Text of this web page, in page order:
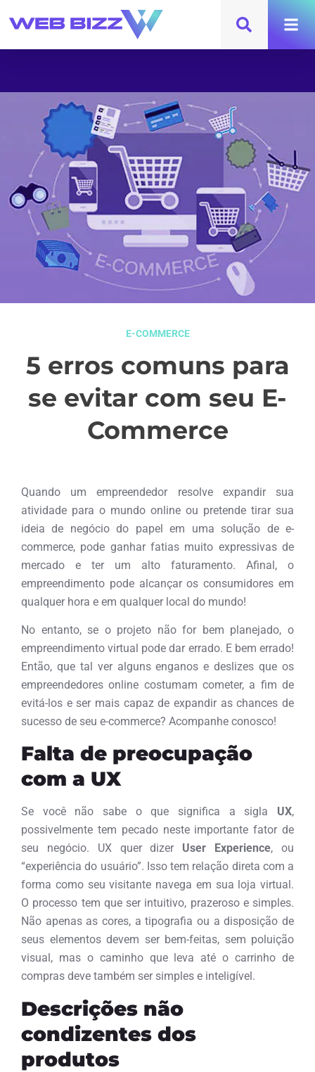
E-COMMERCE
5 erros comuns para
se evitar com seu E-
Commerce
Quando um empreendedor resolve expandir sua
atividade para o mundo online ou pretende tirar sua
ideia de negócio do papel em uma solução de e-
commerce, pode ganhar fatias muito expressivas de
mercado e ter um alto faturamento. Afinal, o
empreendimento pode alcançar os consumidores em
qualquer hora e em qualquer local do mundo!
No entanto, se o projeto não for bem planejado, o
empreendimento virtual pode dar errado. E bem errado!
Então, que tal ver alguns enganos e deslizes que os
empreendedores online costumam cometer, a fim de
evitá-los e ser mais capaz de expandir as chances de
sucesso de seu e-commerce? Acompanhe conosco!
Falta de preocupação
com a UX
Se você não sabe o que significa a sigla UX,
possivelmente tem pecado neste importante fator de
seu negócio. UX quer dizer User Experience, ou
“experiência do usuário”. Isso tem relação direta com a
forma como seu visitante navega em sua loja virtual.
O processo tem que ser intuitivo, prazeroso e simples.
Não apenas as cores, a tipografia ou a disposição de
seus elementos devem ser bem-feitas, sem poluição
visual, mas o caminho que leva até o carrinho de
compras deve também ser simples e inteligível.
Descrições não
condizentes dos
produtos